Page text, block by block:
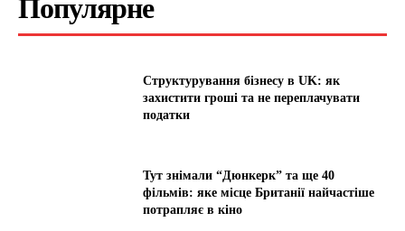
Популярне
Структурування бізнесу в UK: як
захистити гроші та не переплачувати
податки
Тут знімали “Дюнкерк” та ще 40
фільмів: яке місце Британії найчастіше
потрапляє в кіно